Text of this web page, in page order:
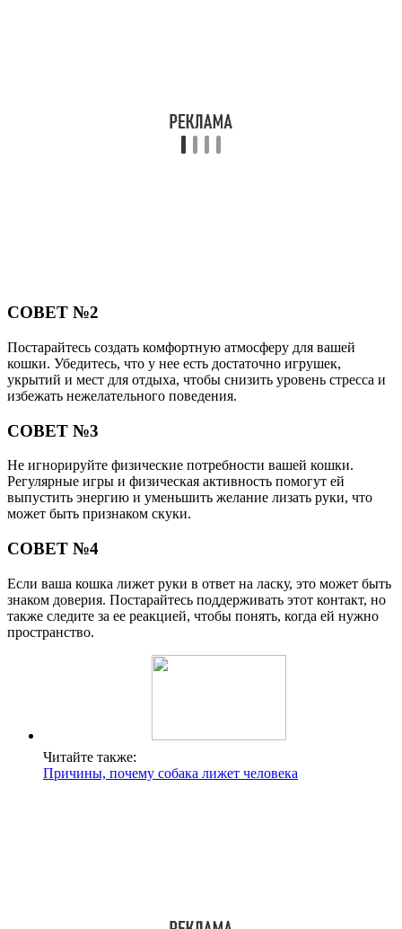
СОВЕТ №2
Постарайтесь создать комфортную атмосферу для вашей
кошки. Убедитесь, что у нее есть достаточно игрушек,
укрытий и мест для отдыха, чтобы снизить уровень стресса и
избежать нежелательного поведения.
СОВЕТ №3
Не игнорируйте физические потребности вашей кошки.
Регулярные игры и физическая активность помогут ей
выпустить энергию и уменьшить желание лизать руки, что
может быть признаком скуки.
СОВЕТ №4
Если ваша кошка лижет руки в ответ на ласку, это может быть
знаком доверия. Постарайтесь поддерживать этот контакт, но
также следите за ее реакцией, чтобы понять, когда ей нужно
пространство.
Читайте также:
Причины, почему собака лижет человека